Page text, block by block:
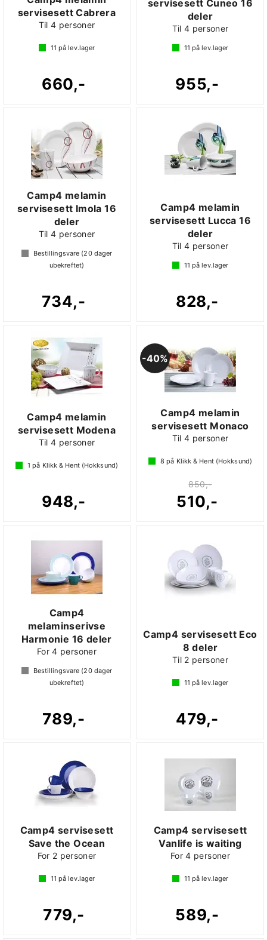
servisesett Cabrera
Til 4 personer
11 på lev.lager
660,-
servisesett Cuneo 16
deler
Til 4 personer
11 på lev.lager
955,-
Camp4 melamin
servisesett Imola 16
deler
Til 4 personer
Bestillingsvare (20dager
ubekreftet)
734,-
Camp4 melamin
servisesett Lucca 16
deler
Til 4 personer
11 på lev.lager
828,-
Camp4 melamin
servisesett Modena
Til 4 personer
1 på Klikk & Hent (Hokksund)
948,-
40%
Camp4 melamin
servisesett Monaco
Til 4 personer
8 på Klikk & Hent (Hokksund)
850,-
510,-
Camp4
melaminserivse
Harmonie 16 deler
For 4 personer
Bestillingsvare (20dager
ubekreftet)
789,-
Camp4 servisesett Eco
8 deler
Til 2 personer
11 på lev.lager
479,-
Camp4 servisesett
Save the Ocean
For 2 personer
11 på lev.lager
779,-
Camp4 servisesett
Vanlife is waiting
For 4 personer
11 på lev.lager
589,-